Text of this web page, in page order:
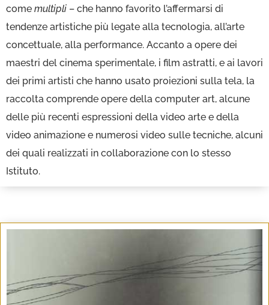
come multipli – che hanno favorito l’affermarsi di
tendenze artistiche più legate alla tecnologia, all’arte
concettuale, alla performance. Accanto a opere dei
maestri del cinema sperimentale, i film astratti, e ai lavori
dei primi artisti che hanno usato proiezioni sulla tela, la
raccolta comprende opere della computer art, alcune
delle più recenti espressioni della video arte e della
video animazione e numerosi video sulle tecniche, alcuni
dei quali realizzati in collaborazione con lo stesso
Istituto.